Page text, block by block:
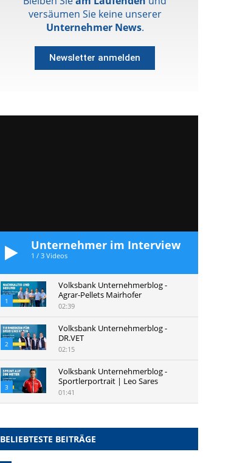
versäumen Sie keine unserer
Unternehmer News.
Newsletter anmelden
Unternehmer im Interview
1 / 3 Videos
1
Volksbank Unternehmerblog -
Agrar-Pellets Mairhofer
02:39
2
Volksbank Unternehmerblog -
DR.VET
02:15
3
Volksbank Unternehmerblog -
Sportlerportrait | Leo Sares
01:41
BELIEBTESTE BEITRÄGE